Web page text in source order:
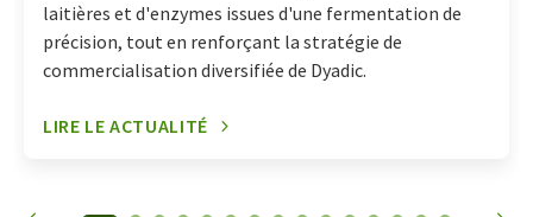
laitières et d'enzymes issues d'une fermentation de
précision, tout en renforçant la stratégie de
commercialisation diversifiée de Dyadic.
LIRE LE ACTUALITÉ